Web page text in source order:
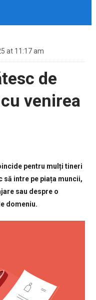
at 11:17 am
de
venirea
pentru mulți tineri
să intre pe piața muncii,
sau despre o
domeniu.